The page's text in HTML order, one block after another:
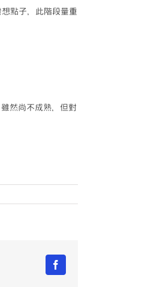
點子，此階段量重
然尚不成熟，但對
Facebook